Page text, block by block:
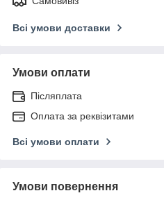
Всі умови доставки
Умови оплати
Післяплата
Оплата за реквізитами
Всі умови оплати
Умови повернення